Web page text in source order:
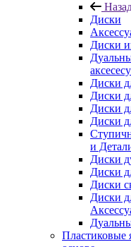
Диски
Диски
Диски
Диски
Диски
Диски
и
Диски
Диски
Диски
Диски
Пластиковые